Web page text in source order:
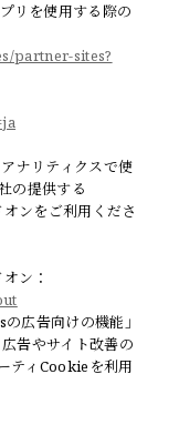
リを使用する際の
partner-sites?
ナリティクスで使
の提供する
ンをご利用くださ
ン：
広告向けの機能」
告やサイト改善の
ティCookieを利用